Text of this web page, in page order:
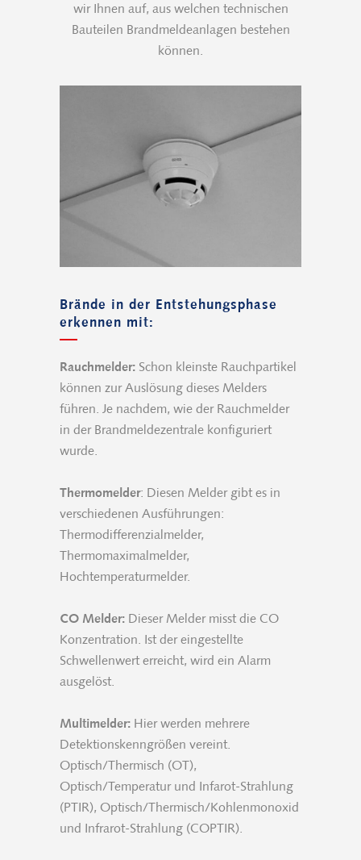
wir Ihnen auf, aus welchen technischen
Bauteilen Brandmeldeanlagen bestehen
können.
Brände in der Entstehungsphase
erkennen mit:
Rauchmelder: Schon kleinste Rauchpartikel
können zur Auslösung dieses Melders
führen. Je nachdem, wie der Rauchmelder
in der Brandmeldezentrale konfiguriert
wurde.
Thermomelder: Diesen Melder gibt es in
verschiedenen Ausführungen:
Thermodifferenzialmelder,
Thermomaximalmelder,
Hochtemperaturmelder.
CO Melder: Dieser Melder misst die CO
Konzentration. Ist der eingestellte
Schwellenwert erreicht, wird ein Alarm
ausgelöst.
Multimelder: Hier werden mehrere
Detektionskenngrößen vereint.
Optisch/Thermisch (OT),
Optisch/Temperatur und Infarot-Strahlung
(PTIR), Optisch/Thermisch/Kohlenmonoxid
und Infrarot-Strahlung (COPTIR).